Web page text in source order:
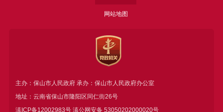
网站地图
主办：保山市人民政府 承办：保山市人民政府办公室
地址：云南省保山市隆阳区同仁街26号
滇ICP备12002983号滇公网安备 53050202000020号